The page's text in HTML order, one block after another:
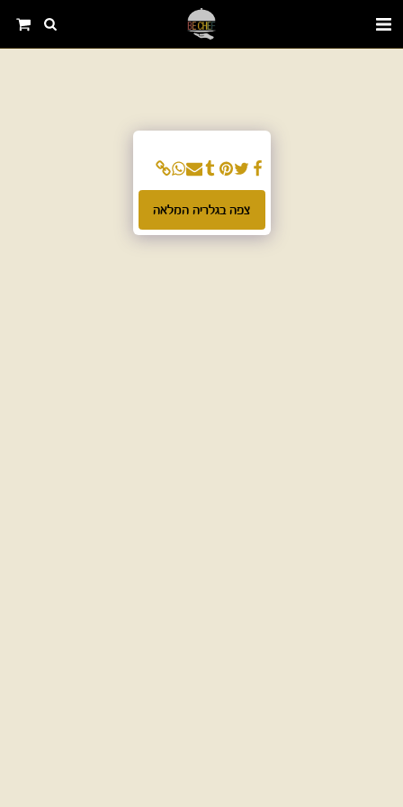
צפה בגלריה המלאה